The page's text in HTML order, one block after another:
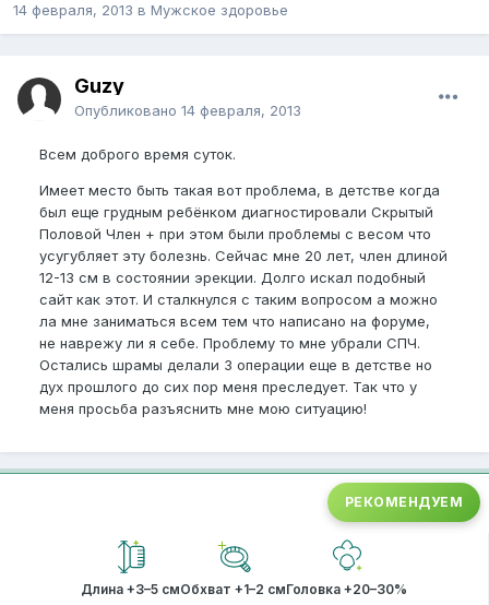
14 февраля, 2013 в Мужское здоровье
Guzy
Опубликовано 14 февраля, 2013
Всем доброго время суток.
Имеет место быть такая вот проблема, в детстве когда
был еще грудным ребёнком диагностировали Скрытый
Половой Член + при этом были проблемы с весом что
усугубляет эту болезнь. Сейчас мне 20 лет, член длиной
12-13 см в состоянии эрекции. Долго искал подобный
сайт как этот. И сталкнулся с таким вопросом а можно
ла мне заниматься всем тем что написано на форуме,
не наврежу ли я себе. Проблему то мне убрали СПЧ.
Остались шрамы делали 3 операции еще в детстве но
дух прошлого до сих пор меня преследует. Так что у
меня просьба разъяснить мне мою ситуацию!
РЕКОМЕНДУЕМ
Длина +3–5 смОбхват +1–2 смГоловка +20–30%